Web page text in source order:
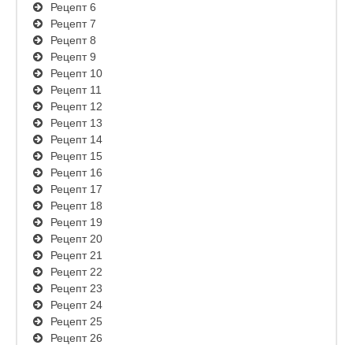
Рецепт 6
Рецепт 7
Рецепт 8
Рецепт 9
Рецепт 10
Рецепт 11
Рецепт 12
Рецепт 13
Рецепт 14
Рецепт 15
Рецепт 16
Рецепт 17
Рецепт 18
Рецепт 19
Рецепт 20
Рецепт 21
Рецепт 22
Рецепт 23
Рецепт 24
Рецепт 25
Рецепт 26